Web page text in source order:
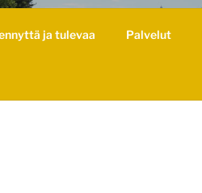
ja tulevaa Palvelut